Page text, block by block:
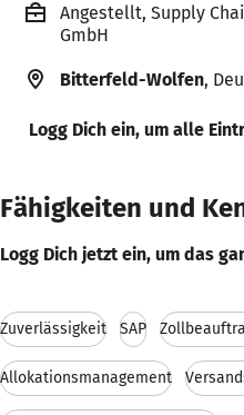
Angestellt, Supply
GmbH
Bitterfeld-Wolfen,
Logg Dich ein, um alle
Fähigkeiten und
Logg Dich jetzt ein, um das
Zuverlässigkeit SAP
Allokationsmanagement